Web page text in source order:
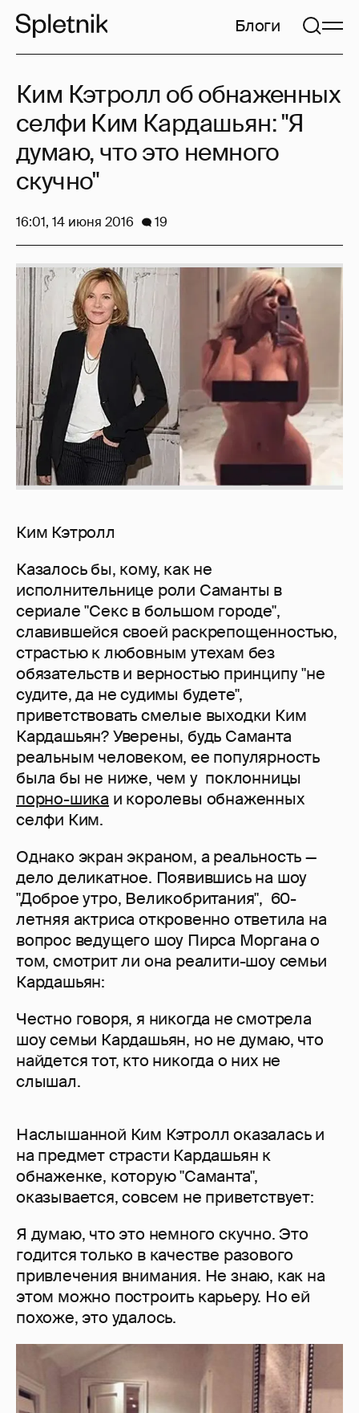
Блоги
Ким Кэтролл
Казалось бы, кому, как не
исполнительнице роли Саманты в
сериале "Секс в большом городе",
славившейся своей раскрепощенностью,
страстью к любовным утехам без
обязательств и верностью принципу "не
судите, да не судимы будете",
приветствовать смелые выходки Ким
Кардашьян? Уверены, будь Саманта
реальным человеком, ее популярность
была бы не ниже, чем у поклонницы
порно-шика и королевы обнаженных
селфи Ким.
Однако экран экраном, а реальность —
дело деликатное. Появившись на шоу
"Доброе утро, Великобритания", 60-
летняя актриса откровенно ответила на
вопрос ведущего шоу Пирса Моргана о
том, смотрит ли она реалити-шоу семьи
Кардашьян:
Честно говоря, я никогда не смотрела
шоу семьи Кардашьян, но не думаю, что
найдется тот, кто никогда о них не
слышал.
Наслышанной Ким Кэтролл оказалась и
на предмет страсти Кардашьян к
обнаженке, которую "Саманта",
оказывается, совсем не приветствует:
Я думаю, что это немного скучно. Это
годится только в качестве разового
привлечения внимания. Не знаю, как на
этом можно построить карьеру. Но ей
похоже, это удалось.
Ким Кэтролл об обнаженных
селфи Ким Кардашьян: "Я
думаю, что это немного
скучно"
16:01, 14 июня 2016 19